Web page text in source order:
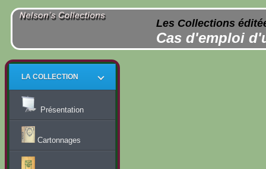
Les Collections
Cas d'emploi
LA COLLECTION
Présentation
Cartonnages